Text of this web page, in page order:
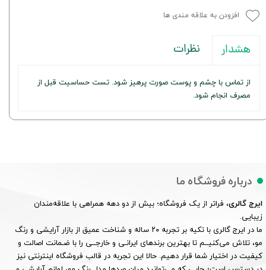
افزودن به علاقه مندی ها
هشدار نظرات
از تماس با چشم و پوست صورت پرهیز شود. تست حساسیت قبل از
مصرف انجام شود.
درباره فروشگاه ما
ایرج گالری، فراتر از یک فروشگاه؛ بیش از دو دهه همراهی با علاقه‌مندان
زیبایی.
ما در ایرج گالری با تکیه بر تجربه ۲۰ ساله و شناخت عمیق از بازار آرایشی و رنگ
مو، تلاش می‌کنیــم تا بهترین برندهای ایرانـی و خارجــی را با ضـمانت اصالت و
کیفیت در اختیار شما قرار دهیم. حالا این تجربه در قالب فروشگاه اینترنتی نیز